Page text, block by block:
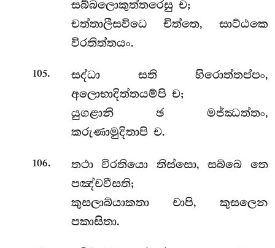
සබ්බලොකුත්තරෙසු ච;
චත්තාලීසවිධෙ චිත්තෙ, සාට්ඨකෙ
විරතිත්තයං.
105.
සද්ධා සති හිරොත්තප්පං,
අලොභාදිත්තයම්පි ච;
යුගළානි ඡ මජ්ඣත්තං,
කරුණාමුදිතාපි ච.
106.
තථා විරතියො තිස්සො, සබ්බෙ තෙ
පඤ්චවීසති;
කුසලාබ්යාකතා චාපි, කුසලෙන
පකාසිතා.